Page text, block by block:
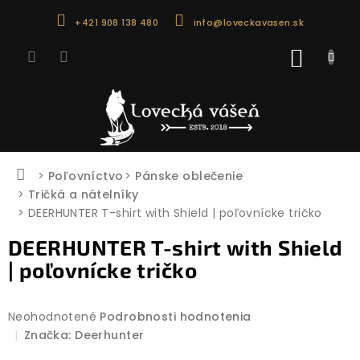
+421 908 138 480 info@loveckavasen.sk
Domov
Poľovníctvo
Pánske oblečenie
Tričká a nátelníky
DEERHUNTER T-shirt with Shield | poľovnícke tričko
DEERHUNTER T-shirt with Shield
| poľovnícke tričko
Priemerné
hodnotenie
Neohodnotené Podrobnosti hodnotenia
Značka: Deerhunter